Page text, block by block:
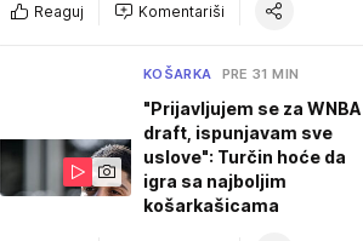
Reaguj Komentariši
KOŠARKA PRE 31 MIN
"Prijavljujem se za WNBA
draft, ispunjavam sve
uslove": Turčin hoće da
igra sa najboljim
košarkašicama